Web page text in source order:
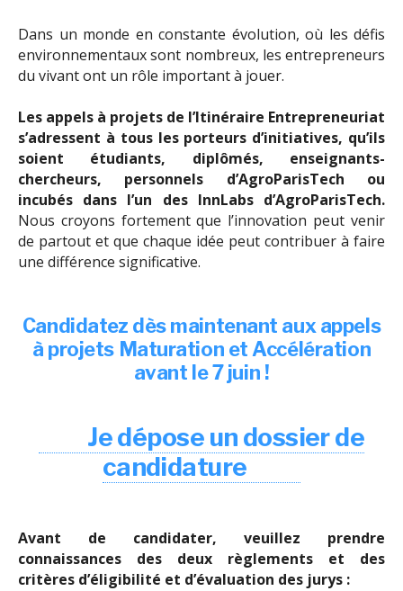
Dans un monde en constante évolution, où les défis
environnementaux sont nombreux, les entrepreneurs
du vivant ont un rôle important à jouer.
Les appels à projets de l’Itinéraire Entrepreneuriat
s’adressent à tous les porteurs d’initiatives, qu’ils
soient étudiants, diplômés, enseignants-
chercheurs, personnels d’AgroParisTech ou
incubés dans l’un des InnLabs d’AgroParisTech.
Nous croyons fortement que l’innovation peut venir
de partout et que chaque idée peut contribuer à faire
une différence significative.
Candidatez dès maintenant aux appels
à projets Maturation et Accélération
avant le 7 juin !
Je dépose un dossier de
candidature
Avant de candidater, veuillez prendre
connaissances des deux règlements et des
critères d’éligibilité et d’évaluation des jurys :